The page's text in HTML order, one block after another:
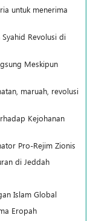
untuk menerima
Revolusi di
Meskipun
maruah, revolusi
Kejohanan
Pro-Rejim Zionis
di Jeddah
Islam Global
Eropah